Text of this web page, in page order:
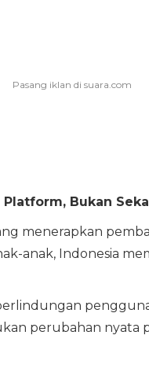
Bukan
menerapkan
anak, Indonesia
perubahan nyata